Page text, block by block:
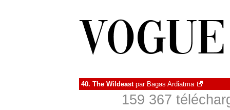
40. The Wildeastpar Bagas Ardiatma
159 367